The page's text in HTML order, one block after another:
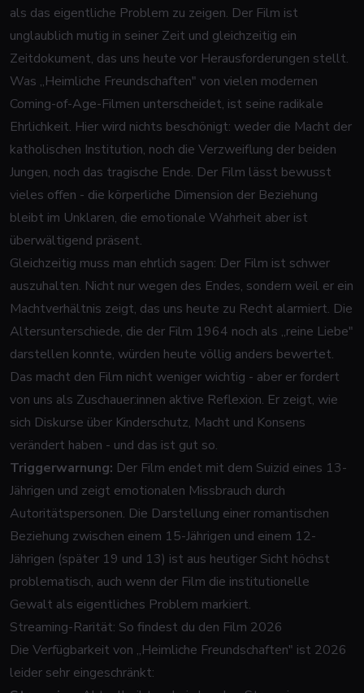
als das eigentliche Problem zu zeigen. Der Film ist
unglaublich mutig in seiner Zeit und gleichzeitig ein
Zeitdokument, das uns heute vor Herausforderungen stellt.
Was „Heimliche Freundschaften" von vielen modernen
Coming-of-Age-Filmen unterscheidet, ist seine radikale
Ehrlichkeit. Hier wird nichts beschönigt: weder die Macht der
katholischen Institution, noch die Verzweiflung der beiden
Jungen, noch das tragische Ende. Der Film lässt bewusst
vieles offen - die körperliche Dimension der Beziehung
bleibt im Unklaren, die emotionale Wahrheit aber ist
überwältigend präsent.
Gleichzeitig muss man ehrlich sagen: Der Film ist schwer
auszuhalten. Nicht nur wegen des Endes, sondern weil er ein
Machtverhältnis zeigt, das uns heute zu Recht alarmiert. Die
Altersunterschiede, die der Film 1964 noch als „reine Liebe"
darstellen konnte, würden heute völlig anders bewertet.
Das macht den Film nicht weniger wichtig - aber er fordert
von uns als Zuschauer:innen aktive Reflexion. Er zeigt, wie
sich Diskurse über Kinderschutz, Macht und Konsens
verändert haben - und das ist gut so.
Triggerwarnung: Der Film endet mit dem Suizid eines 13-
Jährigen und zeigt emotionalen Missbrauch durch
Autoritätspersonen. Die Darstellung einer romantischen
Beziehung zwischen einem 15-Jährigen und einem 12-
Jährigen (später 19 und 13) ist aus heutiger Sicht höchst
problematisch, auch wenn der Film die institutionelle
Gewalt als eigentliches Problem markiert.
Streaming-Rarität: So findest du den Film 2026
Die Verfügbarkeit von „Heimliche Freundschaften" ist 2026
leider sehr eingeschränkt: